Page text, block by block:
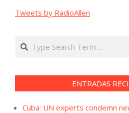
Tweets by RadioAllen
Search
ENTRADAS
Cuba: UN experts condemn